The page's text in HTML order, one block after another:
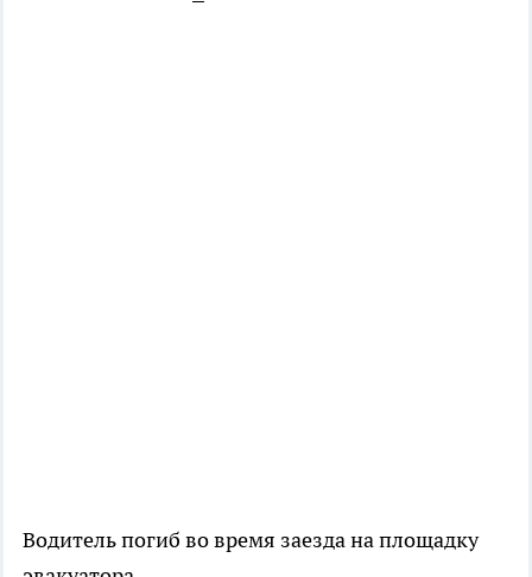
Водитель погиб во время заезда на площадку